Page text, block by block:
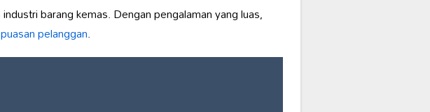
barang kemas. Dengan pengalaman yang luas,
pelanggan.